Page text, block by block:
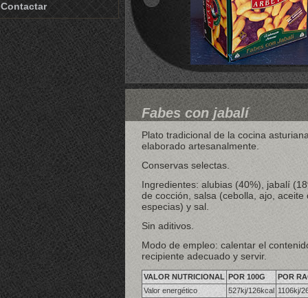
Fabes con jabalí
Plato tradicional de la cocina
elaborado artesanalmente.
Conservas selectas.
Ingredientes: alubias (40%), jabalí
de cocción, salsa (cebolla, ajo, aceite
especias) y sal.
Sin aditivos.
Modo de empleo: calentar el
recipiente adecuado y servir.
VALOR NUTRICIONAL POR 100G
POR
Valor energético
527kj/126kcal 1106kj/
Contactar